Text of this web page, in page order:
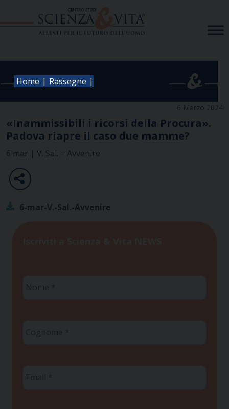
Home | Rassegne |
6 Marzo 2024
«Inammissibili i ricorsi della Procura».
Padova riapre il caso due mamme?
6 mar | V. Sal. – Avvenire
6-mar-V.-Sal.-Avvenire